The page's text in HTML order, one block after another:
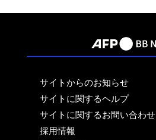
サイトからのお知らせ
サイトに関するヘルプ
サイトに関するお問い合わせ
採用情報